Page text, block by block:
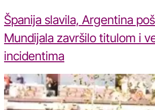
Španija slavila, Argentina
Mundijala završilo titulom i
incidentima